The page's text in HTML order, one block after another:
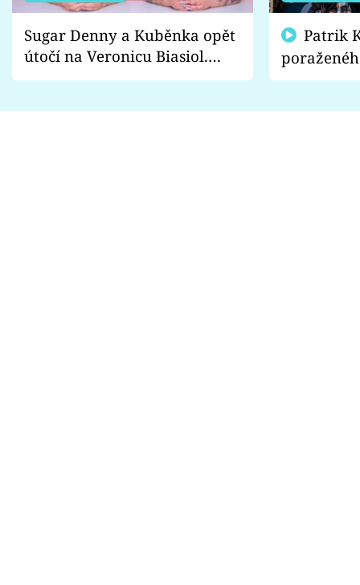
Sugar Denny a Kuběnka opět
útočí na Veronicu Biasiol.
Proč je podle nich falešná a
fanoušci